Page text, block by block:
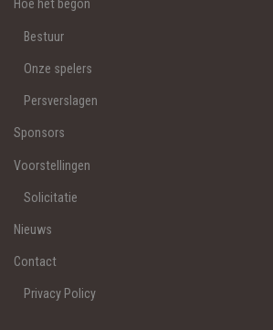
Hoe het begon
Bestuur
Onze spelers
Persverslagen
Sponsors
Voorstellingen
Solicitatie
Nieuws
Contact
Privacy Policy